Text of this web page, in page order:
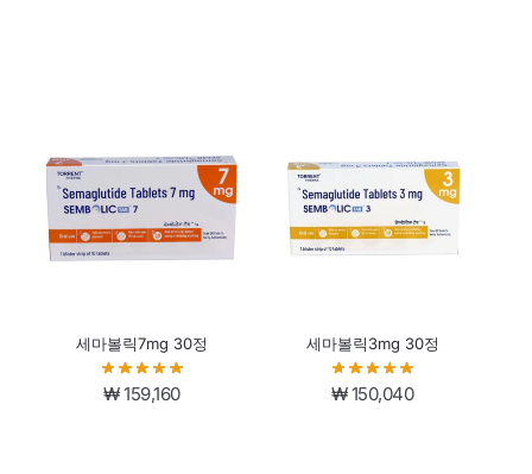
세마볼릭7mg 30정
₩159,160
세마볼릭3mg 30정
₩150,040